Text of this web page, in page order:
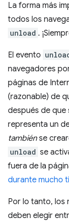
La forma más
todos los
unload .
El evento
navegadores
páginas de
(razonable) de
después de que
representa un
tambiénse
unload se
fuera de la
durante mucho
Por lo tanto, los
deben elegir